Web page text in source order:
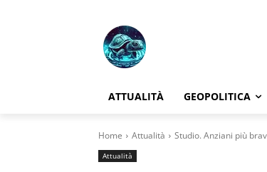
ATTUALITÀ GEOPOLITICA
Home Attualità Studio. Anziani più
Attualità